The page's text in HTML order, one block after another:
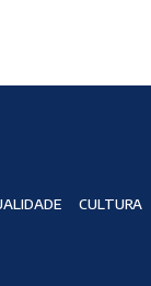
CULTURA